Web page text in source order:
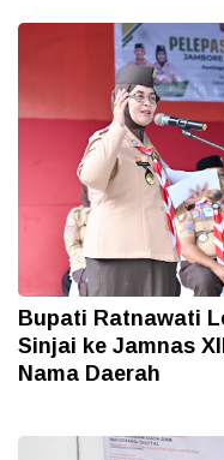
Bupati Ratnawati
Sinjai ke Jamnas
Nama Daerah